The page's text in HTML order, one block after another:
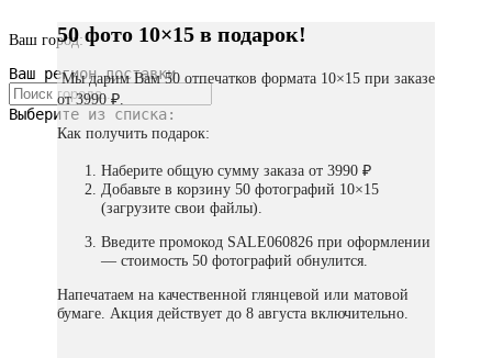
Ваш город:
Ваш регион доставки
Выберите из списка:
50 фото 10×15 в подарок!
Мы дарим Вам 50 отпечатков формата 10×15 при заказе
от 3990 ₽.
Как получить подарок:
Наберите общую сумму заказа от 3990 ₽
Добавьте в корзину 50 фотографий 10×15
(загрузите свои файлы).
Введите промокод SALE060826 при оформлении
— стоимость 50 фотографий обнулится.
Напечатаем на качественной глянцевой или матовой
бумаге. Акция действует до 8 августа включительно.